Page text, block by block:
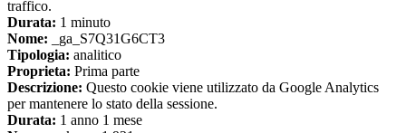
traffico.
Durata: 1 minuto
Nome: _ga_S7Q31G6CT3
Tipologia: analitico
Proprieta: Prima parte
Descrizione: Questo cookie viene utilizzato da Google Analytics
per mantenere lo stato della sessione.
Durata: 1 anno 1 mese